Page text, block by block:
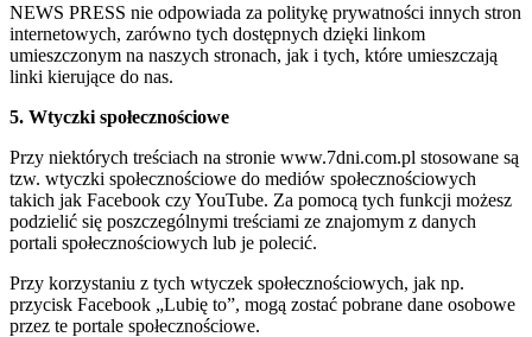
NEWS PRESS nie odpowiada za politykę prywatności innych stron
internetowych, zarówno tych dostępnych dzięki linkom
umieszczonym na naszych stronach, jak i tych, które umieszczają
linki kierujące do nas.
5. Wtyczki społecznościowe
Przy niektórych treściach na stronie www.7dni.com.pl stosowane są
tzw. wtyczki społecznościowe do mediów społecznościowych
takich jak Facebook czy YouTube. Za pomocą tych funkcji możesz
podzielić się poszczególnymi treściami ze znajomym z danych
portali społecznościowych lub je polecić.
Przy korzystaniu z tych wtyczek społecznościowych, jak np.
przycisk Facebook „Lubię to”, mogą zostać pobrane dane osobowe
przez te portale społecznościowe.